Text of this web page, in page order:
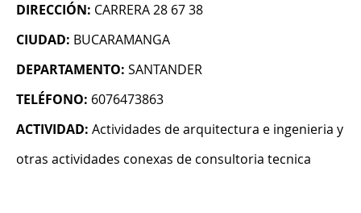
DIRECCIÓN: CARRERA 28 67 38
CIUDAD: BUCARAMANGA
DEPARTAMENTO: SANTANDER
TELÉFONO: 6076473863
ACTIVIDAD: Actividades de arquitectura e ingenieria y
otras actividades conexas de consultoria tecnica